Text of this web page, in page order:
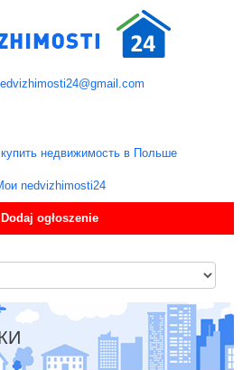
недвижимость в Польше
nedvizhimosti24
Dodaj ogłoszenie